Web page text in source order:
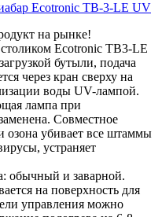
Ecotronic TB-3-LE UV
на рынке!
Ecotronic TB3-LE
бутыли, подача
через кран сверху на
воды UV-лампой.
лампа при
Совместное
озона убивает все штаммы
устраняет
обычный и заварной.
на поверхность для
управления можно